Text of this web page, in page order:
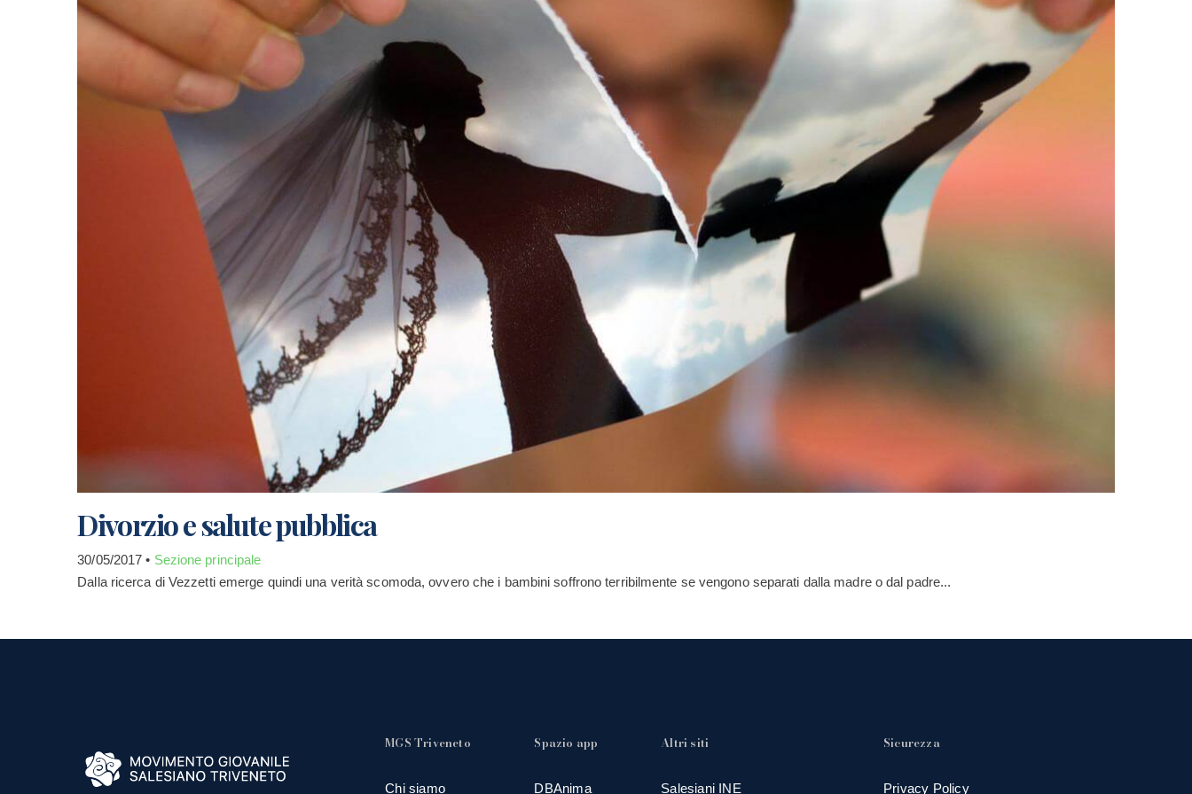
Divorzio e salute pubblica
30/05/2017 • Sezione principale
Dalla ricerca di Vezzetti emerge quindi una verità scomoda, ovvero che i bambini soffrono terribilmente se vengono separati dalla madre o dal padre...
MGS Triveneto
Chi siamo
Spazio app
DBAnima
Altri siti
Salesiani INE
Sicurezza
Privacy Policy